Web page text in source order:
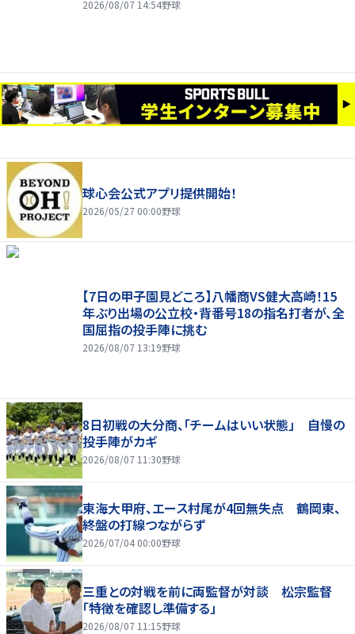
2026/08/07 14:54野球
球心会公式アプリ提供開始！
2026/05/27 00:00野球
【7日の甲子園見どころ】八幡商VS健大高崎！15
年ぶり出場の公立校・背番号18の指名打者が、全
国屈指の投手陣に挑む
2026/08/07 13:19野球
8日初戦の大分商、「チームはいい状態」 自慢の
投手陣がカギ
2026/08/07 11:30野球
東海大甲府、エース村尾が4回無失点 鶴岡東、
終盤の打線つながらず
2026/07/04 00:00野球
三重との対戦を前に両監督が対談 松宗監督
「特徴を確認し準備する」
2026/08/07 11:15野球